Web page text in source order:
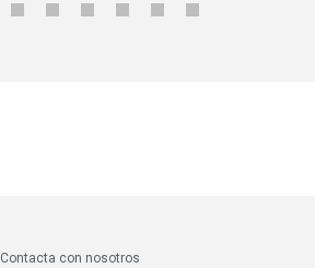
Contacta con nosotros